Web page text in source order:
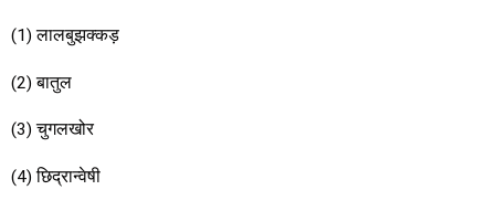
(1) लालबुझक्कड़
(2) बातुल
(3) चुगलखोर
(4) छिद्रान्वेषी